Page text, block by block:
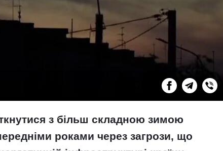
з більш складною зимою
роками через загрози, що